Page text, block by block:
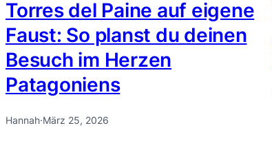
Torres del Paine auf eigene
Faust: So planst du deinen
Besuch im Herzen
Patagoniens
Hannah·März 25, 2026